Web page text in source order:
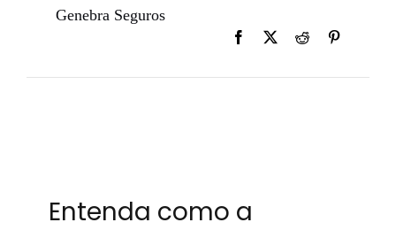
Genebra Seguros
Entenda como a